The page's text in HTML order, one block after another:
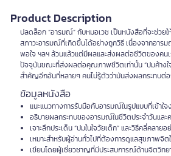
Product Description
ปลดล็อก “อารมณ์” กับหมอเวช เป็นหนังสือที่จะช่วยใ
สภาวะอารมณ์ที่เกิดขึ้นได้อย่างถูกวิธี เนื่องจากอาร
พอใจ ฯลฯ ล้วนแล้วแต่มีผลและส่งผลต่อชีวิตของคน
ปัจจุบันขณะที่ส่งผลต่อคุณภาพชีวิตเท่านั้น “ปมค้างใ
สำคัญอีกอันที่หลายๆ คนไม่รู้ตัวว่ามันส่งผลกระทบต่
ข้อมูลหนังสือ
แนะแนวทางการรับมือกับอารมณ์ในรูปแบบที่เข้าใจ
อธิบายผลกระทบของอารมณ์ในชีวิตประจำวันแล
เจาะลึกประเด็น “ปมในใจวัยเด็ก” และวิธีคลี่คลายอ
เหมาะสำหรับผู้อ่านทั่วไปที่ต้องการดูแลสุขภาพจิ
เขียนโดยผู้เชี่ยวชาญที่มีประสบการณ์ด้านจิตวิท